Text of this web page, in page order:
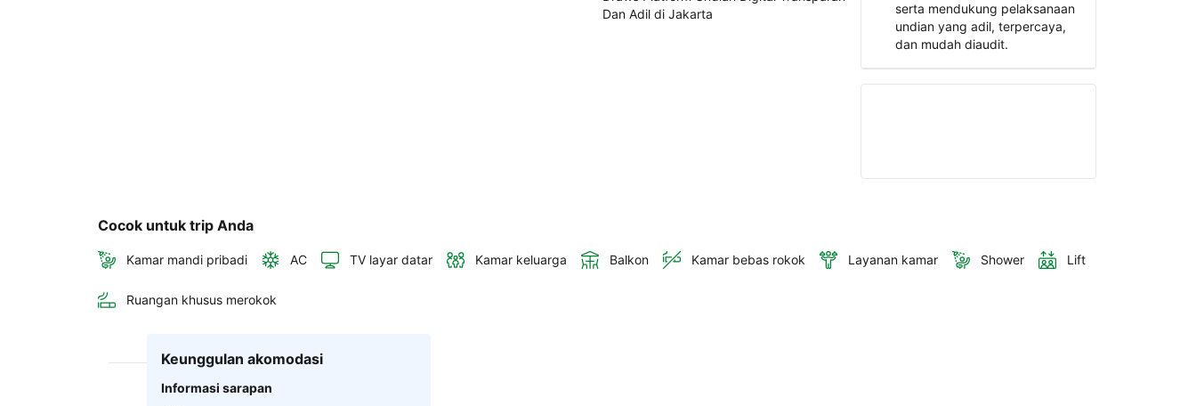
serta mendukung pelaksanaan
undian yang adil, terpercaya,
dan mudah diaudit.
Cocok untuk trip Anda
Kamar mandi pribadi AC TV layar datar Kamar keluarga Balkon Kamar bebas rokok Layanan kamar Shower Lift
Ruangan khusus merokok
Keunggulan akomodasi
Informasi sarapan